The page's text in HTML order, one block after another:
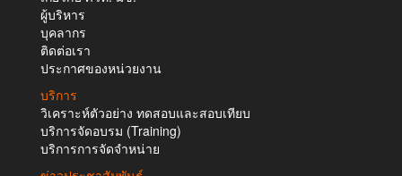
ผู้บริหาร
บุคลากร
ติดต่อเรา
ประกาศของหน่วยงาน
บริการ
วิเคราะห์ตัวอย่าง ทดสอบและสอบเทียบ
บริการจัดอบรม (Training)
บริการการจัดจำหน่าย